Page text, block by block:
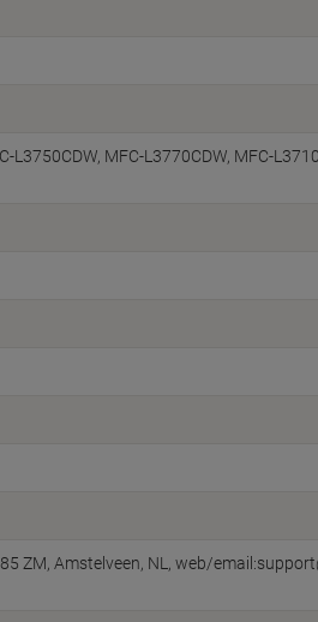
L3750CDW MFC-L3770CDW MFC-
ZM, Amstelveen, NL, web/